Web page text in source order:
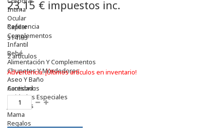
Intima
Ocular
Capilar
Complementos
Infantil
Bebé
Alimentación Y Complementos
Chupetes Y Mordedores
Aseo Y Baño
Accesorios
Cuidados Especiales
Juguetes
Mama
Regalos
23,15 € impuestos inc.
Referencia
314193
2artículos
Advertencia: ¡Últimos artículos en inventario!
Cantidad :